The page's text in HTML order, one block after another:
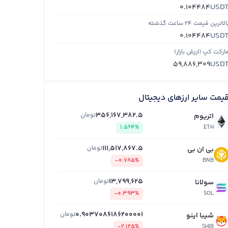
0.104484
قیمت ۲۴ ساعت گذشته
0.104484
مارکت کپ (ارزش بازار)
59,886,309
قیمت سایر ارزهای دیجیتال
اتریوم
ETH
356,167,382.5تومان
1.564%
بی ان بی
BNB
111,517,867.5تومان
-0.785%
سولانا
SOL
13,799,625تومان
-0.393%
شیبا اینو 0.9037086186200001تومان